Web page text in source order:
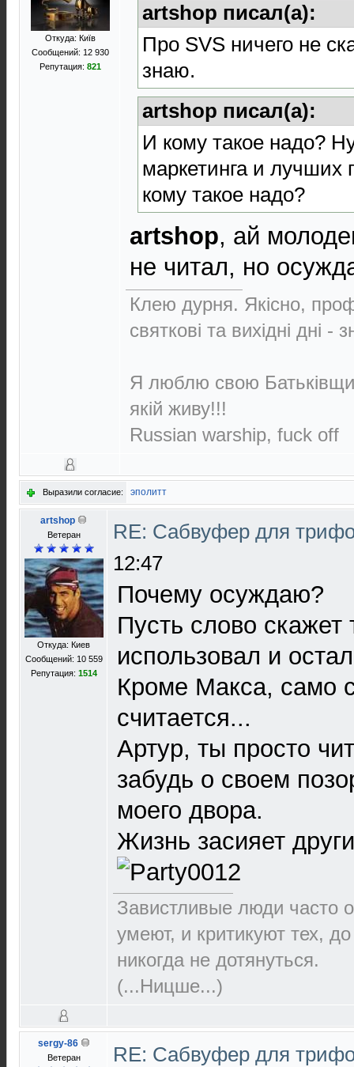
Откуда: Київ
Сообщений: 12 930
Репутация: 821
artshop писал(а):
Про SVS ничего не
знаю.
artshop писал(а):
И кому такое надо?
маркетинга и лучших
кому такое надо?
artshop, ай
не читал, но
Клею дурня. Якісно,
святкові та вихідні дні -
Я люблю свою
якій живу!!!
Russian warship, fuck off
Выразили согласие: эполитт
artshop
Ветеран
Откуда: Киев
Сообщений: 10 559
Репутация: 1514
RE: Сабвуфер для
12:47
Почему осуждаю?
Пусть слово скажет
использовал и
Кроме Макса, само
считается...
Артур, ты просто
забудь о своем
моего двора.
Жизнь засияет
Завистливые люди часто
умеют, и критикуют тех,
никогда не дотянуться.
(...Ницше...)
sergy-86
Ветеран
RE: Сабвуфер для